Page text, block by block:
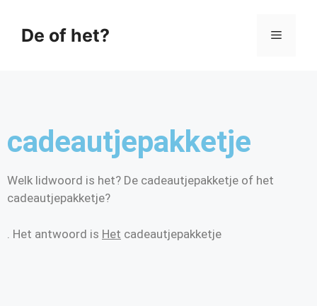
De of het?
cadeautjepakketje
Welk lidwoord is het? De cadeautjepakketje of het
cadeautjepakketje?
. Het antwoord is Het cadeautjepakketje